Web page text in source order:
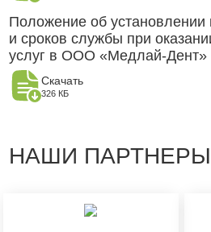
Положение об установлении
и сроков службы при
услуг в ООО «Медлай-Дент»
Скачать
326 КБ
НАШИ ПАРТНЕРЫ